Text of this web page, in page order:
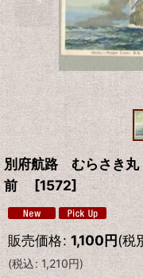
別府航路 むらさき
前 [1572]
販売価格: 1,100円(税
(税込: 1,210円)